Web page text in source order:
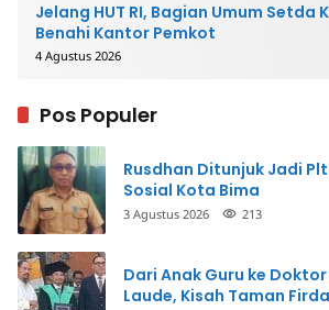
Jelang HUT RI, Bagian Umum Setda
Benahi Kantor Pemkot
4 Agustus 2026
Pos Populer
Rusdhan Ditunjuk Jadi
Sosial Kota Bima
3 Agustus 2026 213
Dari Anak Guru ke
Laude, Kisah Taman